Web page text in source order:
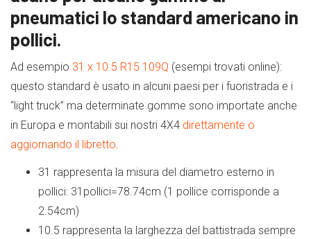
pneumatici lo standard americano in
pollici.
Ad esempio 31 x 10.5 R15 109Q (esempi trovati online):
questo standard è usato in alcuni paesi per i fuoristrada e i
“light truck” ma determinate gomme sono importate anche
in Europa e montabili sui nostri 4X4 direttamente o
aggiornando il libretto.
31 rappresenta la misura del diametro esterno in
pollici: 31pollici=78.74cm (1 pollice corrisponde a
2.54cm)
10.5 rappresenta la larghezza del battistrada sempre